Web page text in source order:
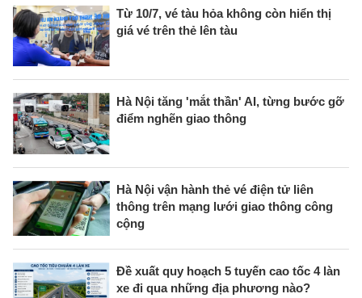
Từ 10/7, vé tàu hỏa không còn hiển thị
giá vé trên thẻ lên tàu
Hà Nội tăng 'mắt thần' AI, từng bước gỡ
điểm nghẽn giao thông
Hà Nội vận hành thẻ vé điện tử liên
thông trên mạng lưới giao thông công
cộng
Đề xuất quy hoạch 5 tuyến cao tốc 4 làn
xe đi qua những địa phương nào?